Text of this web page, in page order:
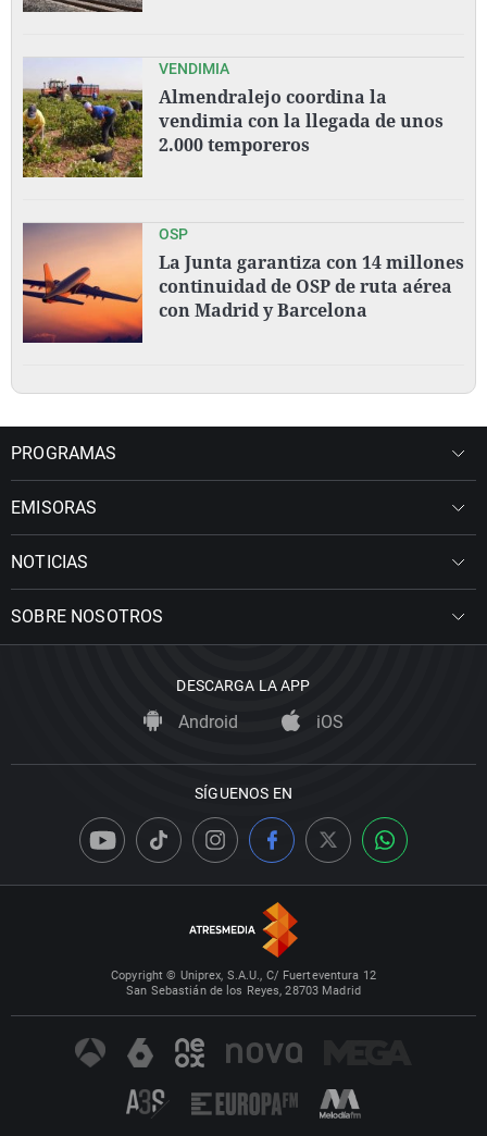
VENDIMIA
Almendralejo coordina la
vendimia con la llegada de unos
2.000 temporeros
OSP
La Junta garantiza con 14 millones
continuidad de OSP de ruta aérea
con Madrid y Barcelona
PROGRAMAS
EMISORAS
NOTICIAS
SOBRE NOSOTROS
DESCARGA LA APP
Android iOS
SÍGUENOS EN
Copyright © Uniprex, S.A.U., C/ Fuerteventura 12
San Sebastián de los Reyes, 28703 Madrid